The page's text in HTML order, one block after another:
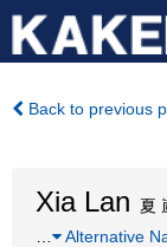
Back to previous
Xia Lan 夏
Alternative